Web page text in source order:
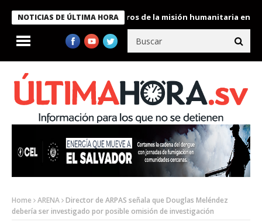
NOTICIAS DE ÚLTIMA HORA
condecora a miembros de la misión humanitaria enviada a
Home ARENA Director de ARPAS señala que Douglas Meléndez
debería ser investigado por posible omisión de investigación